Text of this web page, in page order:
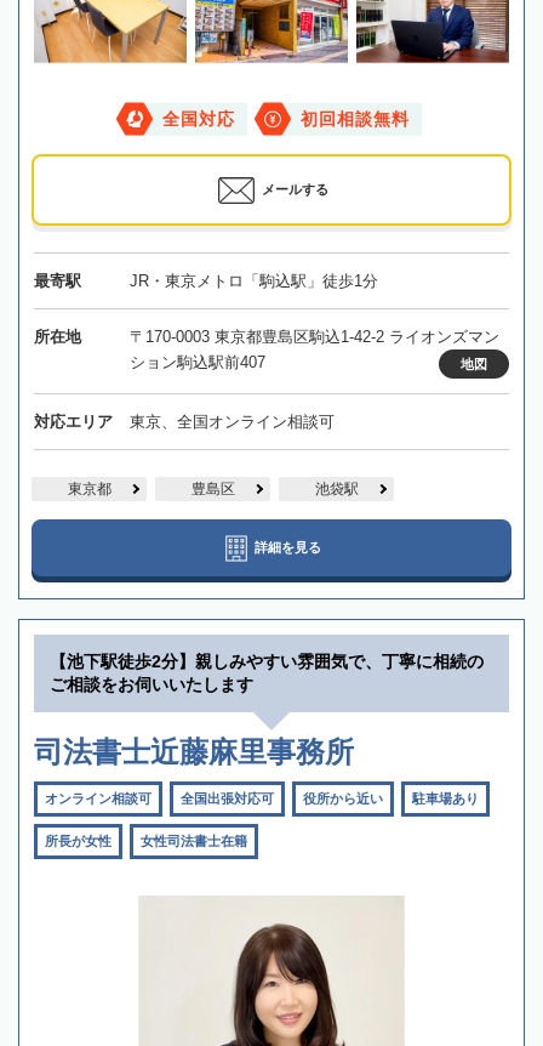
全国対応 初回相談無料
メールする
最寄駅 JR・東京メトロ「駒込駅」徒歩1分
所在地
〒170-0003 東京都豊島区駒込1-42-2 ライオンズマン
ション駒込駅前407
地図
対応エリア 東京、全国オンライン相談可
東京都 豊島区 池袋駅
詳細を見る
【池下駅徒歩2分】親しみやすい雰囲気で、丁寧に相続の
ご相談をお伺いいたします
司法書士近藤麻里事務所
オンライン相談可 全国出張対応可 役所から近い 駐車場あり
所長が女性 女性司法書士在籍